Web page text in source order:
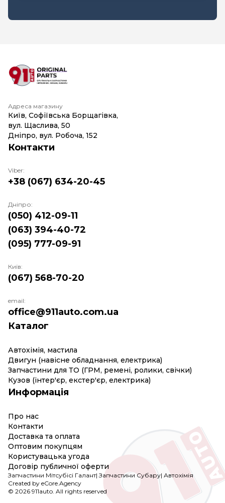
Адреса магазину
Київ, Софіївська Борщагівка,
вул. Щаслива, 50
Дніпро, вул. Робоча, 152
Каталог
Автохімія, мастила
Двигун (навісне обладнання, електрика)
Запчастини для ТО (ГРМ, ремені, ролики, свічки)
Кузов (інтер'єр, екстер'єр, електрика)
Информація
Про нас
Контакти
Доставка та оплата
Оптовим покупцям
Користувацька угода
Договір публичної оферти
Контакти
Viber:
+38 (067) 634-20-45
Дніпро:
(050) 412-09-11
(063) 394-40-72
(095) 777-09-91
Київ:
(067) 568-70-20
email:
office@911auto.com.ua
Created by eCore.Agency
Запчастини Мітсубісі Галант|Запчастини Субару| Автохімія
© 2026 911auto. All rights reserved